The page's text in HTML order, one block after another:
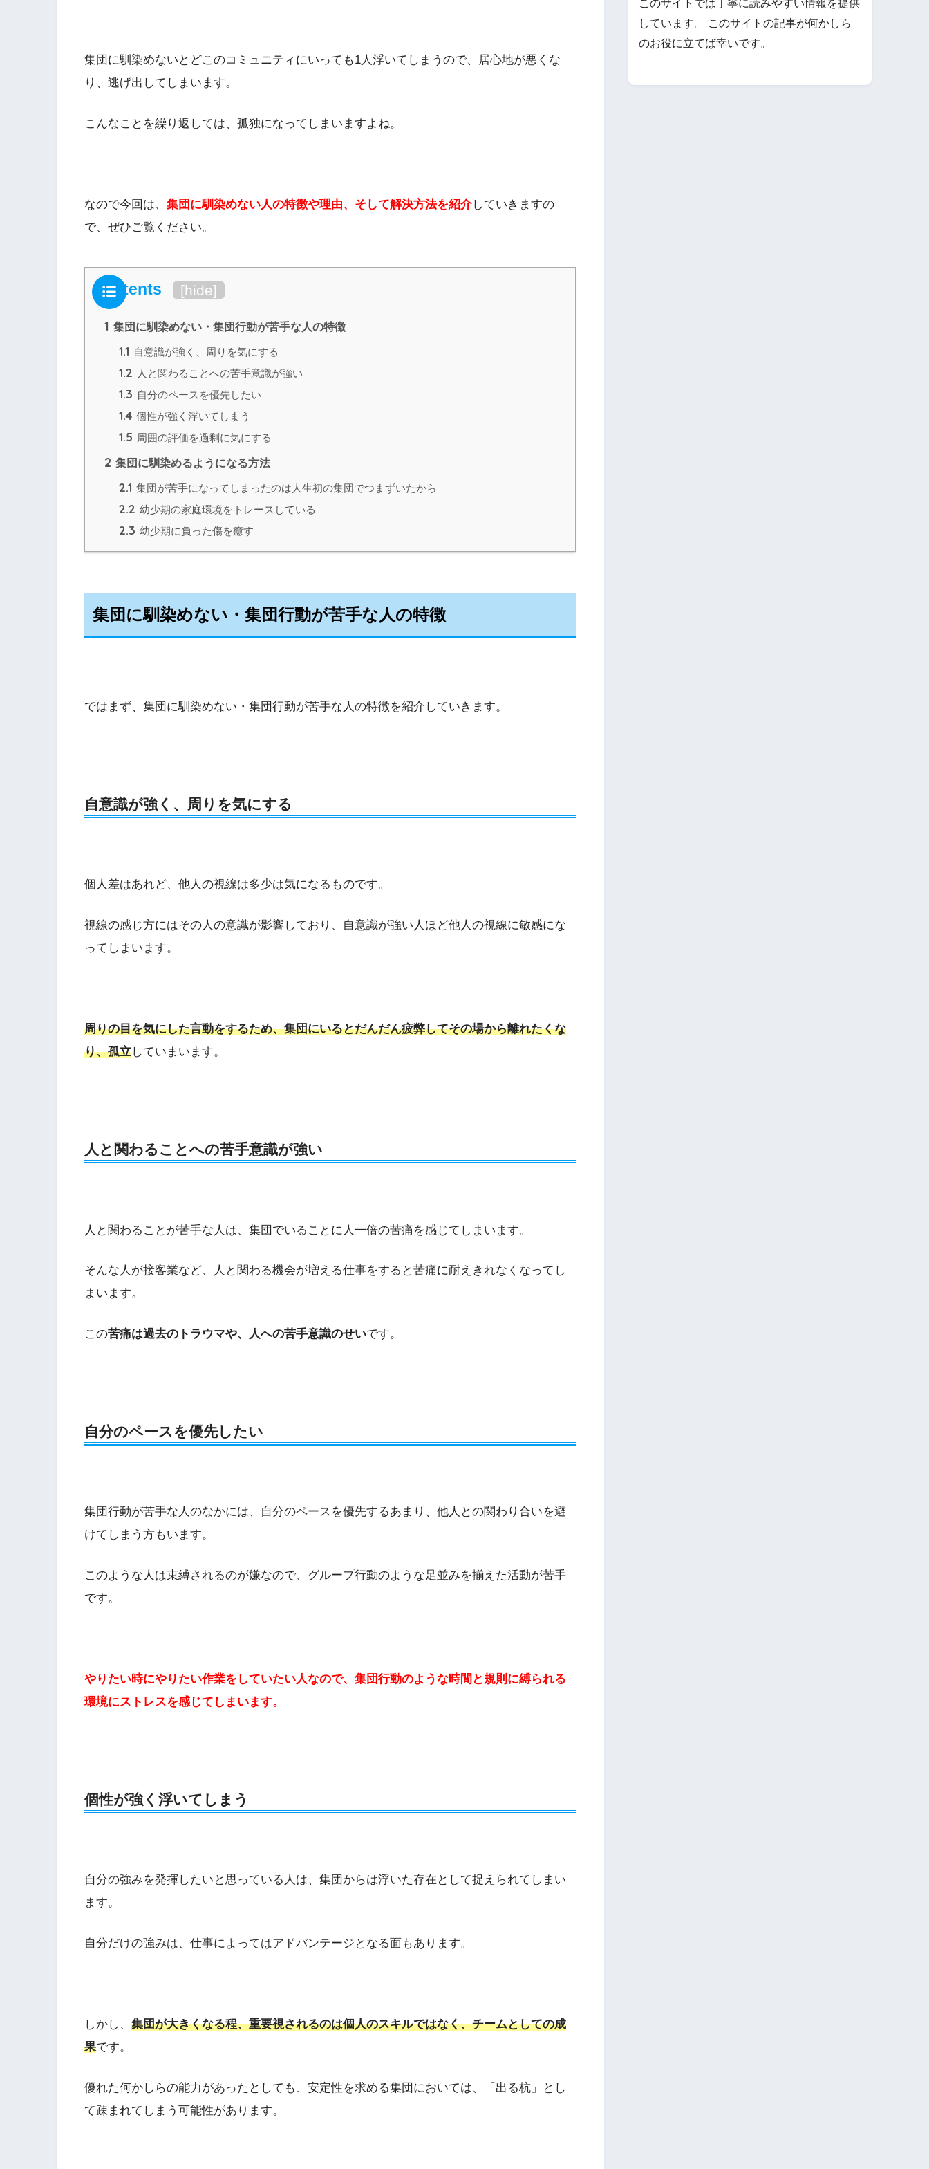
集団に馴染めないとどこのコミュニティにいっても1人浮いてしまうので、居心地が悪くな
り、逃げ出してしまいます。
こんなことを繰り返しては、孤独になってしまいますよね。
なので今回は、 集団に馴染めない人の特徴や理由、そして解決方法を紹介していきますの
で、ぜひご覧ください。
Contents [hide]
1 集団に馴染めない・集団行動が苦手な人の特徴
1.1 自意識が強く、周りを気にする
1.2 人と関わることへの苦手意識が強い
1.3 自分のペースを優先したい
1.4 個性が強く浮いてしまう
1.5 周囲の評価を過剰に気にする
2 集団に馴染めるようになる方法
2.1 集団が苦手になってしまったのは人生初の集団でつまずいたから
2.2 幼少期の家庭環境をトレースしている
2.3 幼少期に負った傷を癒す
集団に馴染めない・集団行動が苦手な人の特徴
ではまず、集団に馴染めない・集団行動が苦手な人の特徴を紹介していきます。
自意識が強く、周りを気にする
個人差はあれど、他人の視線は多少は気になるものです。
視線の感じ方にはその人の意識が影響しており、自意識が強い人ほど他人の視線に敏感にな
ってしまいます。
周りの目を気にした言動をするため、集団にいるとだんだん疲弊してその場から離れたくな
り、孤立していまいます。
人と関わることへの苦手意識が強い
人と関わることが苦手な人は、集団でいることに人一倍の苦痛を感じてしまいます。
そんな人が接客業など、人と関わる機会が増える仕事をすると苦痛に耐えきれなくなってし
まいます。
この苦痛は過去のトラウマや、人への苦手意識のせいです。
自分のペースを優先したい
集団行動が苦手な人のなかには、自分のペースを優先するあまり、他人との関わり合いを避
けてしまう方もいます。
このような人は束縛されるのが嫌なので、グループ行動のような足並みを揃えた活動が苦手
です。
やりたい時にやりたい作業をしていたい人なので、集団行動のような時間と規則に縛られる
環境にストレスを感じてしまいます。
個性が強く浮いてしまう
自分の強みを発揮したいと思っている人は、集団からは浮いた存在として捉えられてしまい
ます。
自分だけの強みは、仕事によってはアドバンテージとなる面もあります。
しかし、 集団が大きくなる程、重要視されるのは個人のスキルではなく、チームとしての成
果です。
優れた何かしらの能力があったとしても、安定性を求める集団においては、「出る杭」とし
て疎まれてしまう可能性があります。
このサイトでは丁寧に読みやすい情報を提供
しています。 このサイトの記事が何かしら
のお役に立てば幸いです。